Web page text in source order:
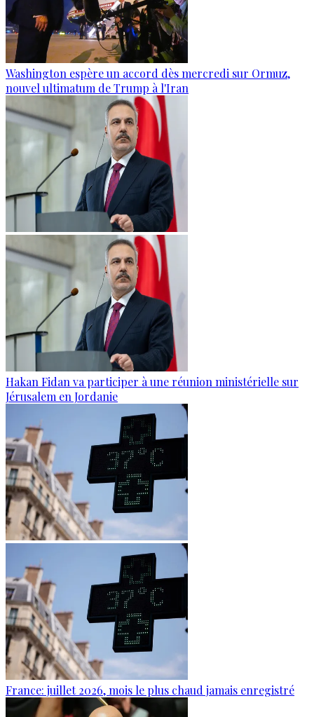
Washington espère un accord dès mercredi sur Ormuz,
nouvel ultimatum de Trump à l'Iran
Hakan Fidan va participer à une réunion ministérielle sur
Jérusalem en Jordanie
France: juillet 2026, mois le plus chaud jamais enregistré